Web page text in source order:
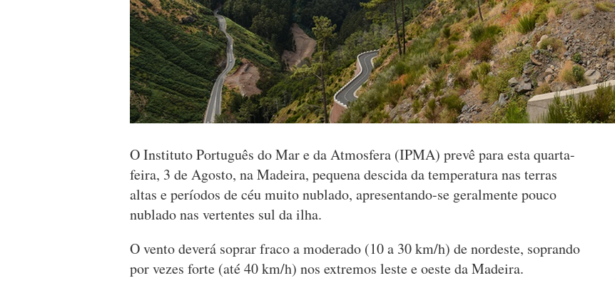
O Instituto Português do Mar e da Atmosfera (IPMA) prevê para esta quarta-
feira, 3 de Agosto, na Madeira, pequena descida da temperatura nas terras
altas e períodos de céu muito nublado, apresentando-se geralmente pouco
nublado nas vertentes sul da ilha.
O vento deverá soprar fraco a moderado (10 a 30 km/h) de nordeste, soprando
por vezes forte (até 40 km/h) nos extremos leste e oeste da Madeira.